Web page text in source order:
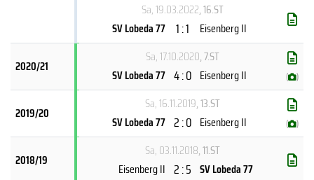
Sa, 19.03.2022, 16.ST
SV Lobeda 77 1 : 1 Eisenberg II
2020/21
Sa, 17.10.2020, 7.ST
SV Lobeda 77 4 : 0 Eisenberg II ( )
2019/20
Sa, 16.11.2019, 13.ST
SV Lobeda 77 2 : 0 Eisenberg II ( )
2018/19
Sa, 03.11.2018, 11.ST
Eisenberg II 2 : 5 SV Lobeda 77